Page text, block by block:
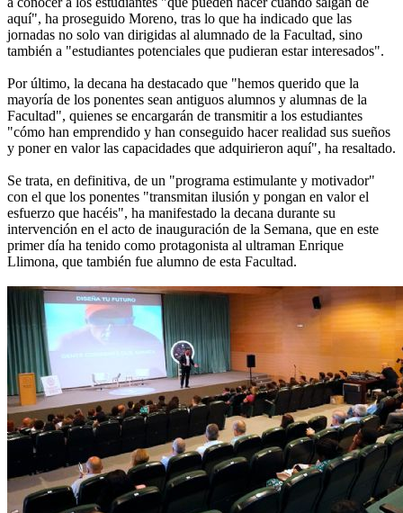
aquí", ha proseguido Moreno, tras lo que ha indicado que las
jornadas no solo van dirigidas al alumnado de la Facultad, sino
también a "estudiantes potenciales que pudieran estar interesados".
Por último, la decana ha destacado que "hemos querido que la
mayoría de los ponentes sean antiguos alumnos y alumnas de la
Facultad", quienes se encargarán de transmitir a los estudiantes
"cómo han emprendido y han conseguido hacer realidad sus sueños
y poner en valor las capacidades que adquirieron aquí", ha resaltado.
Se trata, en definitiva, de un "programa estimulante y motivador"
con el que los ponentes "transmitan ilusión y pongan en valor el
esfuerzo que hacéis", ha manifestado la decana durante su
intervención en el acto de inauguración de la Semana, que en este
primer día ha tenido como protagonista al ultraman Enrique
Llimona, que también fue alumno de esta Facultad.